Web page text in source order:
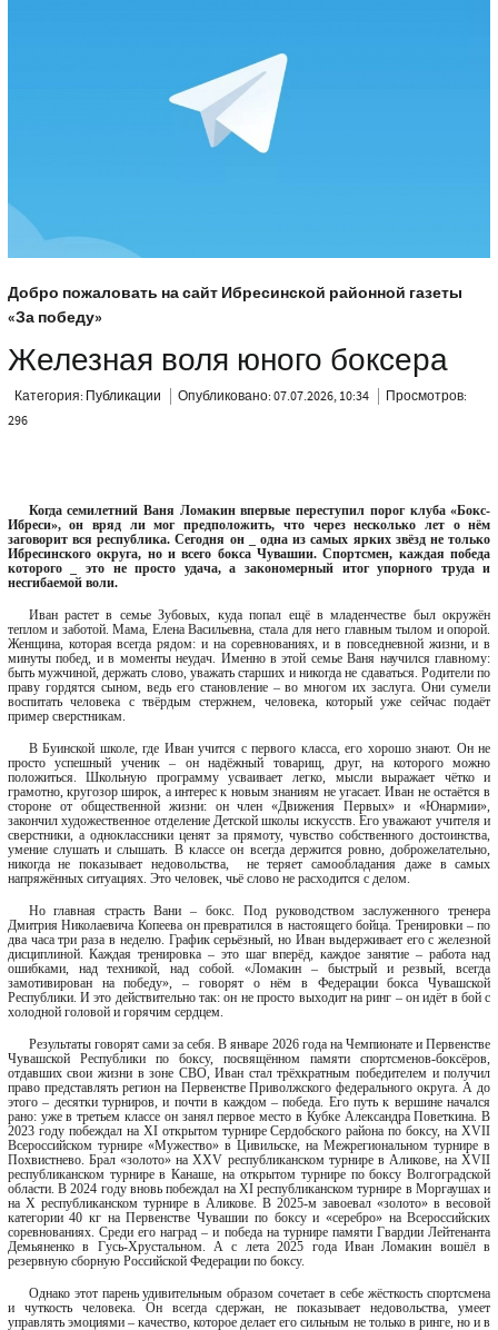
Добро пожаловать на сайт Ибресинской районной газеты
«За победу»
Железная воля юного боксера
Категория: Публикации Опубликовано: 07.07.2026, 10:34
Просмотров:
296
Когда семилетний Ваня Ломакин впервые переступил порог клуба «Бокс-
Ибреси», он вряд ли мог предположить, что через несколько лет о нём
заговорит вся республика. Сегодня он
одна из самых ярких звёзд не только
Ибресинского округа, но и всего бокса Чувашии. Спортсмен, каждая победа
которого
это не просто удача, а закономерный итог упорного труда и
несгибаемой воли.
Иван растет в семье Зубовых, куда попал ещё в младенчестве был окружён
теплом и заботой. Мама, Елена Васильевна, стала для него главным тылом и опорой.
Женщина, которая всегда рядом: и на соревнованиях, и в повседневной жизни, и в
минуты побед, и в моменты неудач. Именно в этой семье Ваня научился главному:
быть мужчиной, держать слово, уважать старших и никогда не сдаваться. Родители по
праву гордятся сыном, ведь его становление – во многом их заслуга. Они сумели
воспитать человека с твёрдым стержнем, человека, который уже сейчас подаёт
пример сверстникам.
В Буинской школе, где Иван учится с первого класса, его хорошо знают. Он не
просто успешный ученик – он надёжный товарищ, друг, на которого можно
положиться. Школьную программу усваивает легко, мысли выражает чётко и
грамотно, кругозор широк, а интерес к новым знаниям не угасает. Иван не остаётся в
стороне от общественной жизни: он член «Движения Первых» и «Юнармии»,
закончил художественное отделение Детской школы искусств. Его уважают учителя и
сверстники, а одноклассники ценят за прямоту, чувство собственного достоинства,
умение слушать и слышать. В классе он всегда держится ровно, доброжелательно,
никогда не показывает недовольства,
не теряет самообладания даже в самых
напряжённых ситуациях. Это человек, чьё слово не расходится с делом.
Но главная страсть Вани – бокс. Под руководством заслуженного тренера
Дмитрия Николаевича Копеева он превратился в настоящего бойца. Тренировки – по
два часа три раза в неделю. График серьёзный, но Иван выдерживает его с железной
дисциплиной. Каждая тренировка – это шаг вперёд, каждое занятие – работа над
ошибками, над техникой, над собой. «Ломакин – быстрый и резвый, всегда
замотивирован на победу», – говорят о нём в Федерации бокса Чувашской
Республики. И это действительно так: он не просто выходит на ринг – он идёт в бой с
холодной головой и горячим сердцем.
Результаты говорят сами за себя. В январе 2026 года на Чемпионате и Первенстве
Чувашской Республики по боксу, посвящённом памяти спортсменов-боксёров,
отдавших свои жизни в зоне СВО, Иван стал трёхкратным победителем и получил
право представлять регион на Первенстве Приволжского федерального округа. А до
этого – десятки турниров, и почти в каждом – победа. Его путь к вершине начался
рано: уже в третьем классе он занял первое место в Кубке Александра Поветкина. В
2023 году побеждал на XI открытом турнире Сердобского района по боксу, на XVII
Всероссийском турнире «Мужество» в Цивильске, на Межрегиональном турнире в
Похвистнево. Брал «золото» на XXV республиканском турнире в Аликове, на XVII
республиканском турнире в Канаше, на открытом турнире по боксу Волгоградской
области. В 2024 году вновь побеждал на XI республиканском турнире в Моргаушах и
на X республиканском турнире в Аликове. В 2025-м завоевал «золото» в весовой
категории 40 кг на Первенстве Чувашии по боксу и «серебро» на Всероссийских
соревнованиях. Среди его наград – и победа на турнире памяти Гвардии Лейтенанта
Демьяненко в Гусь-Хрустальном. А с лета 2025 года Иван Ломакин вошёл в
резервную сборную Российской Федерации по боксу.
Однако этот парень удивительным образом сочетает в себе жёсткость спортсмена
и чуткость человека. Он всегда сдержан, не показывает недовольства, умеет
управлять эмоциями – качество, которое делает его сильным не только в ринге, но и в